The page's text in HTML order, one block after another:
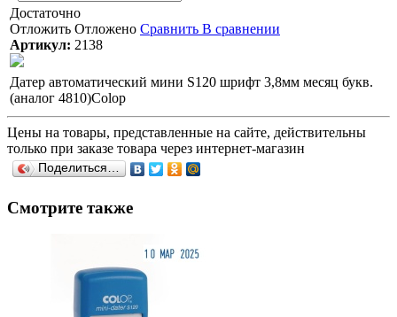
Достаточно
Отложить Отложено Сравнить В сравнении
Артикул: 2138
Датер автоматический мини S120 шрифт 3,8мм месяц букв.
(аналог 4810)Colop
Цены на товары, представленные на сайте, действительны
только при заказе товара через интернет-магазин
Поделиться…
Смотрите также